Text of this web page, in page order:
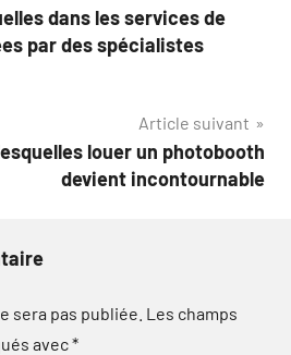
dans les services de
par des spécialistes
Article suivant
louer un photobooth
devient incontournable
sera pas publiée. Les champs
avec*